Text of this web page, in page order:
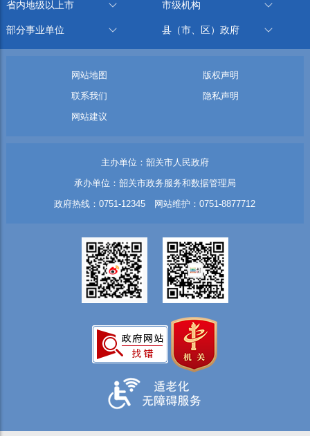
省内地级以上市 市级机构
部分事业单位 县（市、区）政府
网站地图
版权声明
联系我们
隐私声明
网站建议
主办单位：韶关市人民政府
承办单位：韶关市政务服务和数据管理局
政府热线：0751-12345 网站维护：0751-8877712